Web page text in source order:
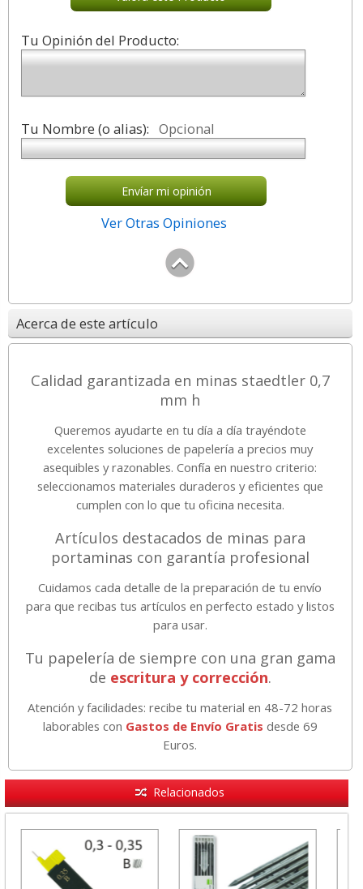
Tu Opinión del Producto:
Tu Nombre (o alias): Opcional
Envíar mi opinión
Ver Otras Opiniones
Acerca de este artículo
Calidad garantizada en minas staedtler 0,7
mm h
Queremos ayudarte en tu día a día trayéndote
excelentes soluciones de papelería a precios muy
asequibles y razonables. Confía en nuestro criterio:
seleccionamos materiales duraderos y eficientes que
cumplen con lo que tu oficina necesita.
Artículos destacados de minas para
portaminas con garantía profesional
Cuidamos cada detalle de la preparación de tu envío
para que recibas tus artículos en perfecto estado y listos
para usar.
Tu papelería de siempre con una gran gama
de escritura y corrección.
Atención y facilidades: recibe tu material en 48-72 horas
laborables con Gastos de Envío Gratis desde 69
Euros.
Relacionados